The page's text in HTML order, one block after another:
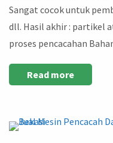
Sangat cocok untuk
dll. Hasil akhir : partikel
proses pencacahan
Read more